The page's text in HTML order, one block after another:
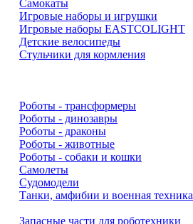
Самокаты
Игровые наборы и игрушки
Игровые наборы EASTCOLIGHT
Детские велосипеды
Стульчики для кормления
Роботы - трансформеры
Роботы - динозавры
Роботы - драконы
Роботы - животные
Роботы - собаки и кошки
Самолеты
Судомодели
Танки, амфибии и военная техника
Запасные части для роботехники